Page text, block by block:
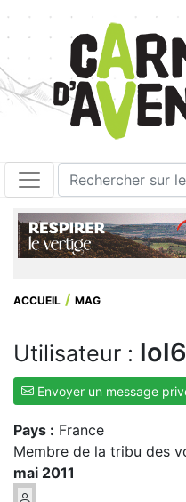
ACCUEIL MAG
Utilisateur :
Envoyer un message
Pays : France
Membre de la tribu des
mai 2011